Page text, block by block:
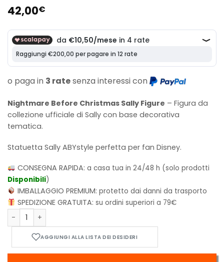
42,00€
o paga in 3 ratesenza interessi con
Nightmare Before Christmas Sally Figure – Figura da
collezione ufficiale di Sally con base decorativa
tematica.
Statuetta Sally ABYstyle perfetta per fan Disney.
CONSEGNA RAPIDA:a casa tua in 24/48 h (solo prodotti
Disponibili)
IMBALLAGGIO PREMIUM:protetto dai danni da trasporto
SPEDIZIONE GRATUITA:su ordini superiori a 79€
Nightmare Before Christmas - "Sally" Figure ABYFIG037